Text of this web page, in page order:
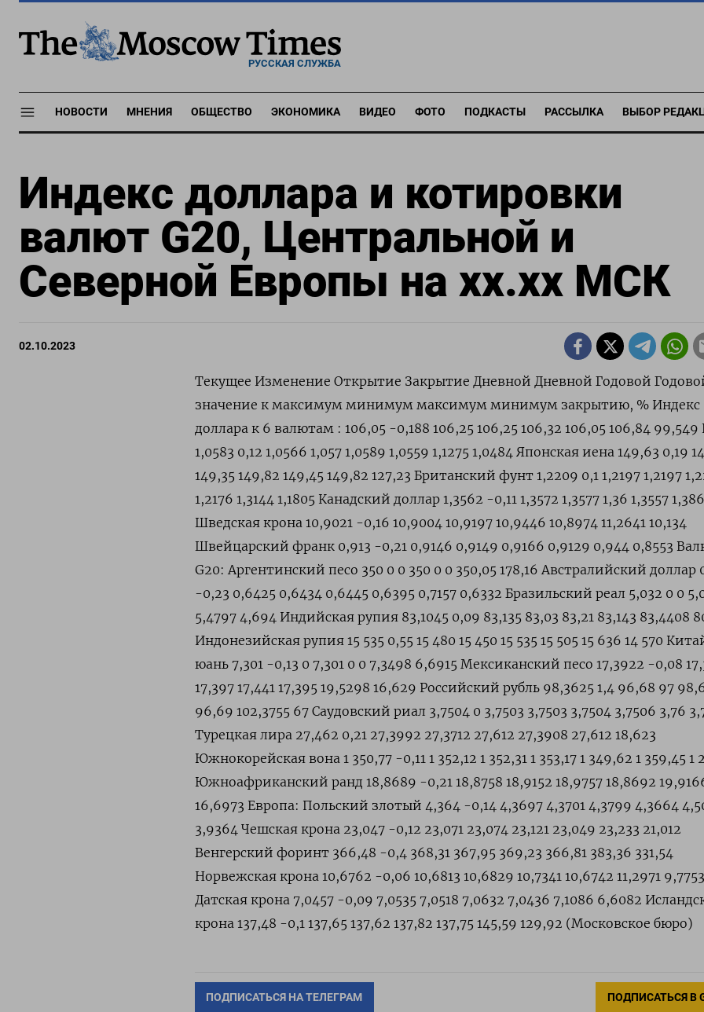
РУССКАЯ СЛУЖБА
НОВОСТИ МНЕНИЯ ОБЩЕСТВО ЭКОНОМИКА ВИДЕО ФОТО ПОДКАСТЫ РАССЫЛКА ВЫБОР
Индекс доллара и котировки
валют G20, Центральной и
Северной Европы на хх.хх МСК
02.10.2023
Текущее Изменение Открытие Закрытие Дневной Дневной Годовой
значение к максимум минимум максимум минимум закрытию, % Индекс
доллара к 6 валютам : 106,05 -0,188 106,25 106,25 106,32 106,05 106,84 99,549
1,0583 0,12 1,0566 1,057 1,0589 1,0559 1,1275 1,0484 Японская иена 149,63 0,19
149,35 149,82 149,45 149,82 127,23 Британский фунт 1,2209 0,1 1,2197 1,2197
1,2176 1,3144 1,1805 Канадский доллар 1,3562 -0,11 1,3572 1,3577 1,36 1,3557
Шведская крона 10,9021 -0,16 10,9004 10,9197 10,9446 10,8974 11,2641 10,134
Швейцарский франк 0,913 -0,21 0,9146 0,9149 0,9166 0,9129 0,944 0,8553
G20: Аргентинский песо 350 0 0 350 0 0 350,05 178,16 Австралийский доллар
-0,23 0,6425 0,6434 0,6445 0,6395 0,7157 0,6332 Бразильский реал 5,032 0 0
5,4797 4,694 Индийская рупия 83,1045 0,09 83,135 83,03 83,21 83,143 83,4408
Индонезийская рупия 15 535 0,55 15 480 15 450 15 535 15 505 15 636 14 570
юань 7,301 -0,13 0 7,301 0 0 7,3498 6,6915 Мексиканский песо 17,3922 -0,08
17,397 17,441 17,395 19,5298 16,629 Российский рубль 98,3625 1,4 96,68 97
96,69 102,3755 67 Саудовский риал 3,7504 0 3,7503 3,7503 3,7504 3,7506 3,76
Турецкая лира 27,462 0,21 27,3992 27,3712 27,612 27,3908 27,612 18,623
Южнокорейская вона 1 350,77 -0,11 1 352,12 1 352,31 1 353,17 1 349,62 1 359,45 1
Южноафриканский ранд 18,8689 -0,21 18,8758 18,9152 18,9757 18,8692
16,6973 Европа: Польский злотый 4,364 -0,14 4,3697 4,3701 4,3799 4,3664
3,9364 Чешская крона 23,047 -0,12 23,071 23,074 23,121 23,049 23,233 21,012
Венгерский форинт 366,48 -0,4 368,31 367,95 369,23 366,81 383,36 331,54
Норвежская крона 10,6762 -0,06 10,6813 10,6829 10,7341 10,6742 11,2971 9,7753
Датская крона 7,0457 -0,09 7,0535 7,0518 7,0632 7,0436 7,1086 6,6082
крона 137,48 -0,1 137,65 137,62 137,82 137,75 145,59 129,92 (Московское бюро)
ПОДПИСАТЬСЯ НА ТЕЛЕГРАМ ПОДПИСАТЬСЯ В